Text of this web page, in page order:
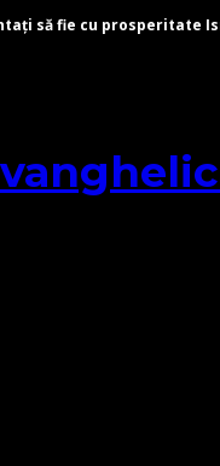
să fie cu prosperitate